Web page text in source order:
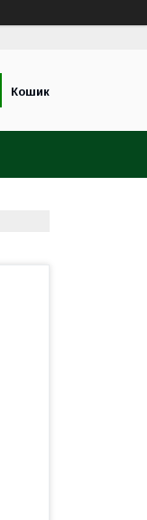
Кошик